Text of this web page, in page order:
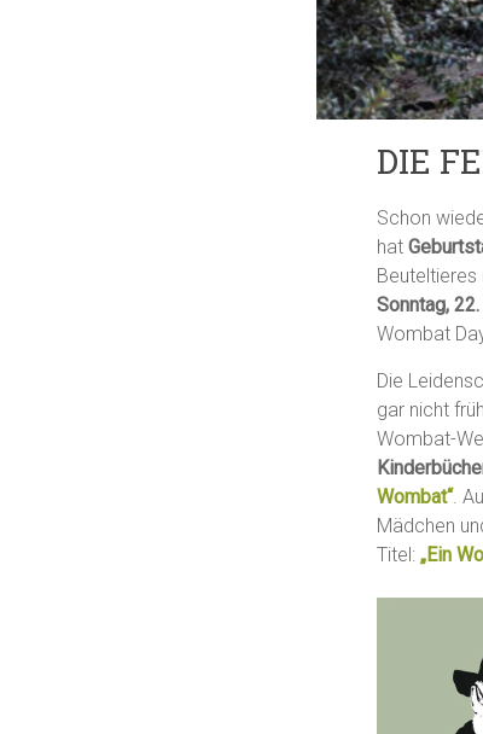
DIE
Schon
hat
Beuteltieres
Sonntag,
Wombat
Die
gar nicht
Wombat-
Wombat“.
Mädchen
Titel: „Ein